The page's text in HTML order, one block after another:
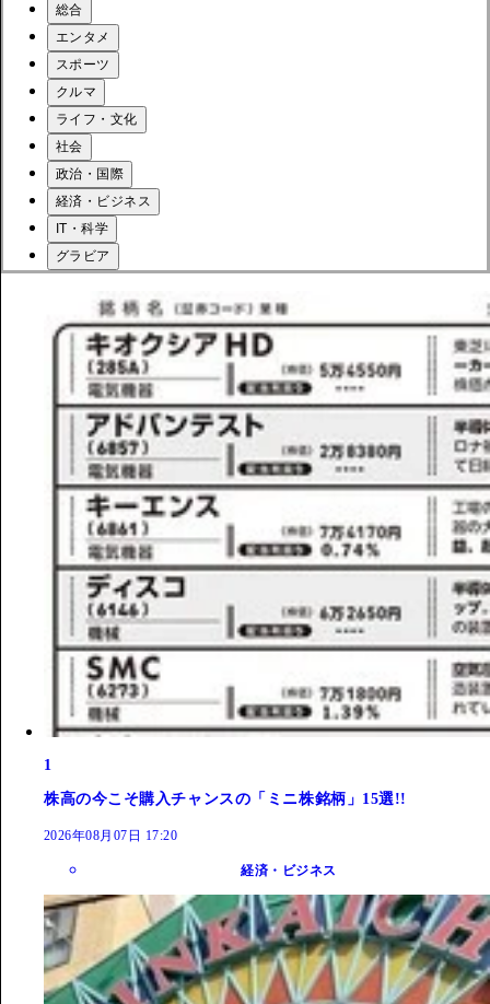
総合
エンタメ
スポーツ
クルマ
ライフ・文化
社会
政治・国際
経済・ビジネス
IT・科学
グラビア
1
株高の今こそ購入チャンスの「ミニ株銘柄」15選!!
2026年08月07日 17:20
経済・ビジネス